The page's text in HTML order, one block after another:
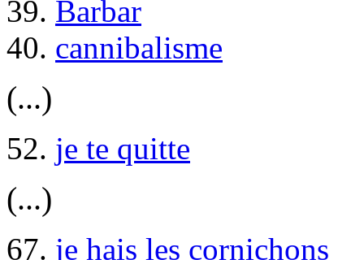
39. Barbar
40. cannibalisme
(...)
52. je te quitte
(...)
67. je hais les cornichons